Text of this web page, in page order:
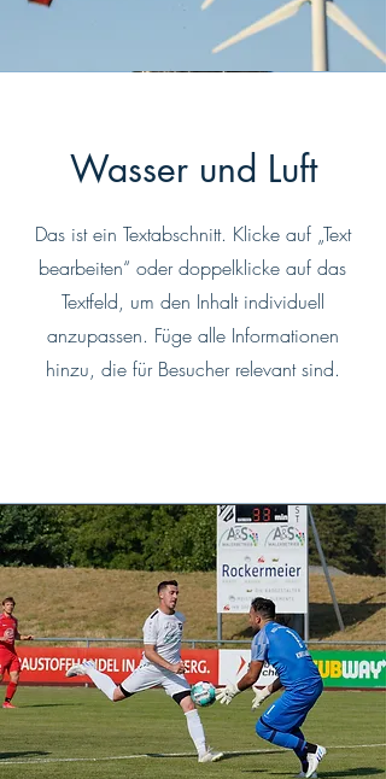
Wasser und Luft
Das ist ein Textabschnitt. Klicke auf „Text
bearbeiten“ oder doppelklicke auf das
Textfeld, um den Inhalt individuell
anzupassen. Füge alle Informationen
hinzu, die für Besucher relevant sind.